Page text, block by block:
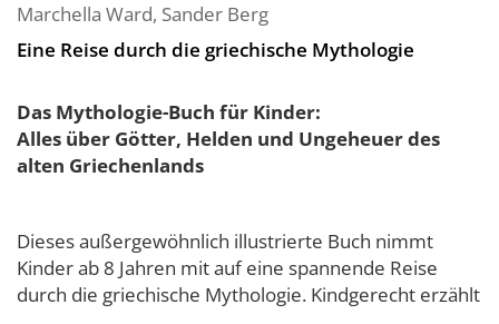
Marchella Ward, Sander Berg
Eine Reise durch die griechische Mythologie
Das Mythologie-Buch für Kinder:
Alles über Götter, Helden und Ungeheuer des
alten Griechenlands
Dieses außergewöhnlich illustrierte Buch nimmt
Kinder ab 8 Jahren mit auf eine spannende Reise
durch die griechische Mythologie. Kindgerecht erzählt